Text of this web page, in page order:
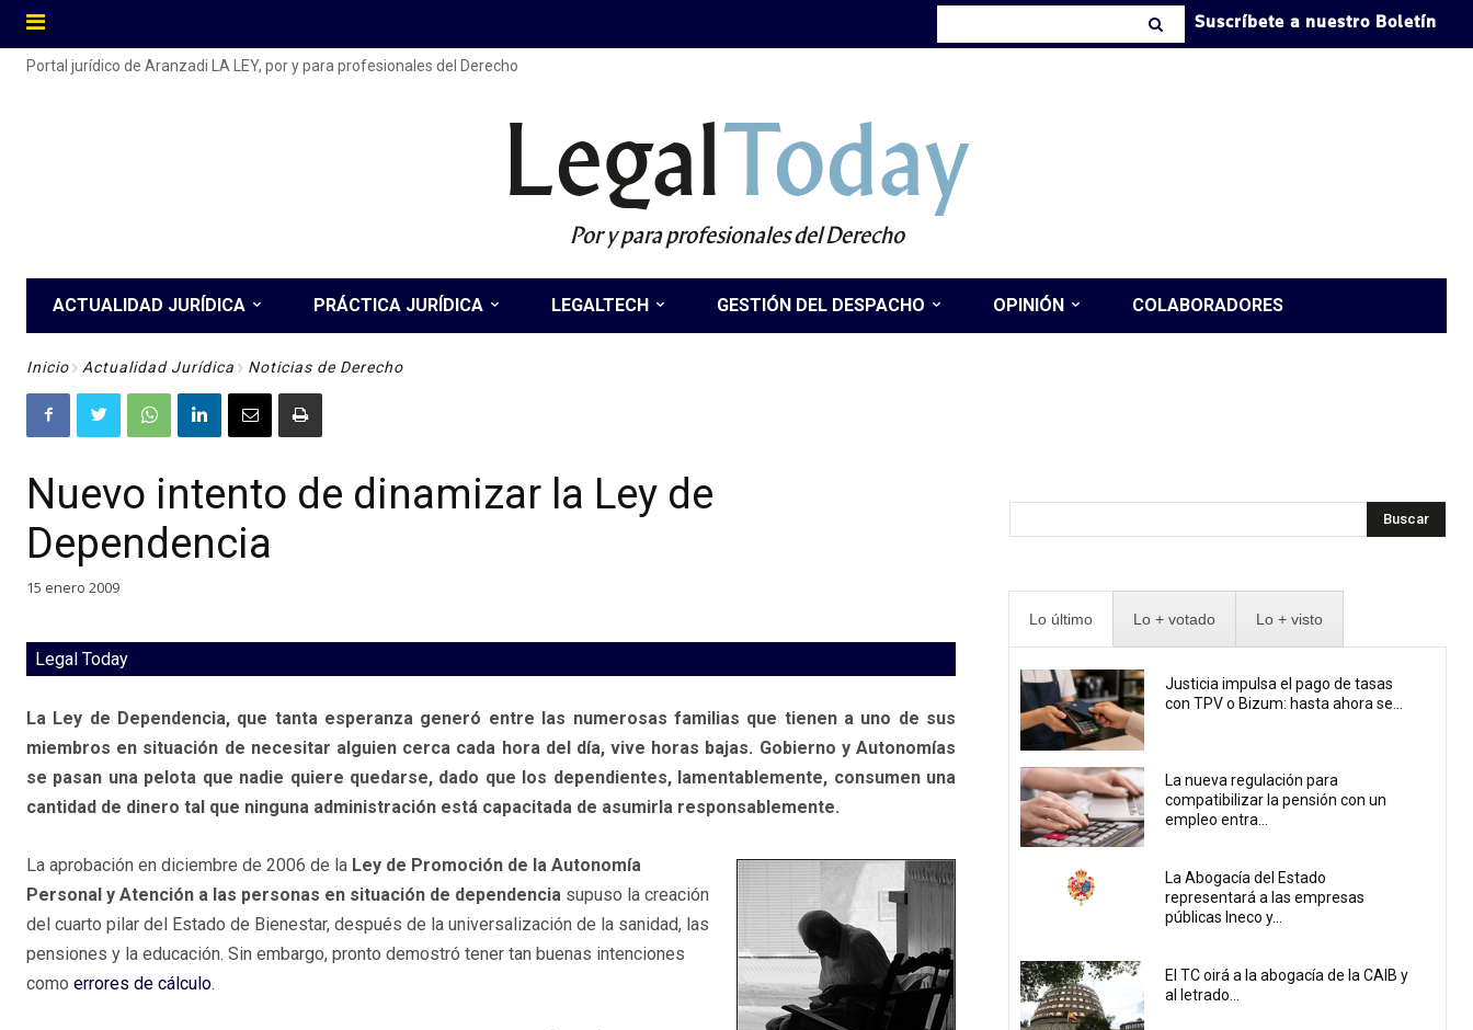
Suscríbete a nuestro Boletín
Portal jurídico de Aranzadi LA LEY, por y para profesionales del Derecho
LegalToday
Por y para profesionales del Derecho
ACTUALIDAD JURÍDICA PRÁCTICA JURÍDICA LEGALTECH GESTIÓN DEL DESPACHO OPINIÓN COLABORADORES
Inicio Actualidad Jurídica Noticias de Derecho
Nuevo intento de dinamizar la Ley de
Dependencia
15 enero 2009
Legal Today
La Ley de Dependencia, que tanta esperanza generó entre las numerosas familias que tienen a uno de sus
miembros en situación de necesitar alguien cerca cada hora del día, vive horas bajas. Gobierno y Autonomías
se pasan una pelota que nadie quiere quedarse, dado que los dependientes, lamentablemente, consumen una
cantidad de dinero tal que ninguna administración está capacitada de asumirla responsablemente.
La aprobación en diciembre de 2006 de la Ley de Promoción de la Autonomía
Personal y Atención a las personas en situación de dependencia supuso la creación
del cuarto pilar del Estado de Bienestar, después de la universalización de la sanidad, las
pensiones y la educación. Sin embargo, pronto demostró tener tan buenas intenciones
como errores de cálculo.
Buscar
Lo último Lo + votado Lo + visto
Justicia impulsa el pago de tasas
con TPV o Bizum: hasta ahora se...
La nueva regulación para
compatibilizar la pensión con un
empleo entra...
La Abogacía del Estado
representará a las empresas
públicas Ineco y...
El TC oirá a la abogacía de la CAIB y
al letrado...